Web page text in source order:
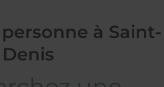
à Saint-
Denis